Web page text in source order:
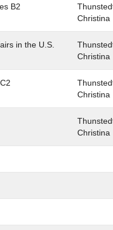
B2
Christina
in the U.S.
Christina
Christina
Christina